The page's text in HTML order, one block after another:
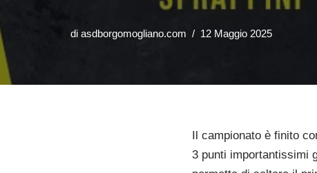
di asdborgomogliano.com 12 Maggio 2025
Il campionato è finito
3 punti importantissimi